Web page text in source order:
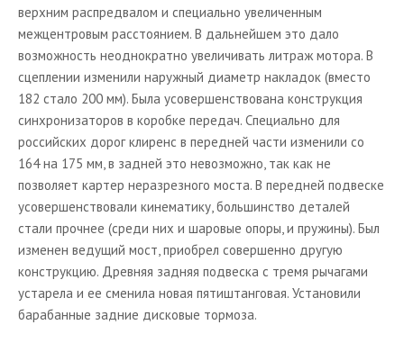
верхним распредвалом и специально увеличенным
межцентровым расстоянием. В дальнейшем это дало
возможность неоднократно увеличивать литраж мотора. В
сцеплении изменили наружный диаметр накладок (вместо
182 стало 200 мм). Была усовершенствована конструкция
синхронизаторов в коробке передач. Специально для
российских дорог клиренс в передней части изменили со
164 на 175 мм, в задней это невозможно, так как не
позволяет картер неразрезного моста. В передней подвеске
усовершенствовали кинематику, большинство деталей
стали прочнее (среди них и шаровые опоры, и пружины). Был
изменен ведущий мост, приобрел совершенно другую
конструкцию. Древняя задняя подвеска с тремя рычагами
устарела и ее сменила новая пятиштанговая. Установили
барабанные задние дисковые тормоза.